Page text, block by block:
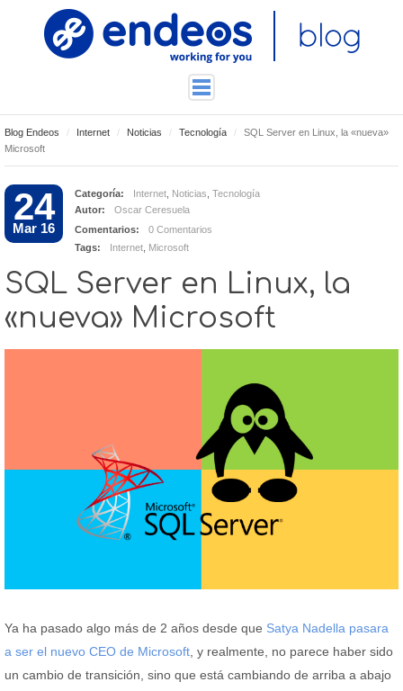
TUTORIALES
TECNOLOGÍA
Blog Endeos Internet Noticias Tecnología
SQL Server en Linux, la «nueva»
Microsoft
24
Mar 16
Categoría: Internet Noticias Tecnología
Autor:
Oscar Ceresuela
Comentarios:
0 Comentarios
Tags:
Internet Microsoft
SQL Server en Linux, la
«nueva» Microsoft
Ya ha pasado algo más de 2 años desde que Satya Nadella pasara
a ser el nuevo CEO de Microsoft , y realmente, no parece haber sido
un cambio de transición, sino que está cambiando de arriba a abajo